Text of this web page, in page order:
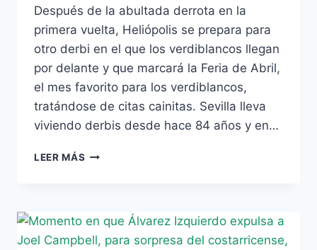
Después de la abultada derrota en la
primera vuelta, Heliópolis se prepara para
otro derbi en el que los verdiblancos llegan
por delante y que marcará la Feria de Abril,
el mes favorito para los verdiblancos,
tratándose de citas cainitas. Sevilla lleva
viviendo derbis desde hace 84 años y en…
LEER MÁS EL
DERBI
EN